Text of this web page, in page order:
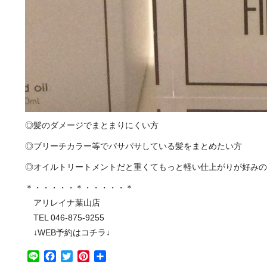
◎髪のダメージでまとまりにくい方
◎ブリーチカラー等でパサパサしている髪をまとめたい方
◎オイルトリートメントだと重くてもっと軽い仕上がりが好み
＊・・・・・＊・・・・・＊
アリレイナ葉山店
TEL 046-875-9255
↓WEB予約はコチラ↓
Line Facebook
TwitterPinterest